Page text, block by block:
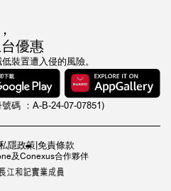
優惠
裝置遭入侵的風險。
碼 ：A-B-24-07-07851)
隱政策 免責條款
及Conexus合作夥伴